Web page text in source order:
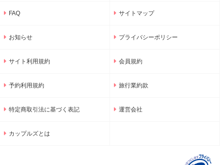
FAQ サイトマップ
お知らせ プライバシーポリシー
サイト利用規約 会員規約
予約利用規約 旅行業約款
特定商取引法に基づく表記 運営会社
カップルズとは